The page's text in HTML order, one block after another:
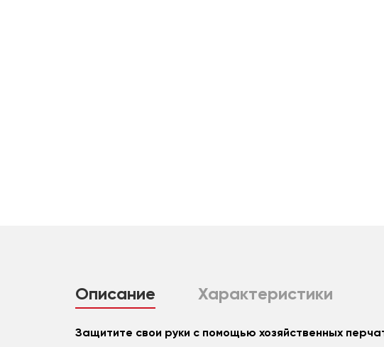
Описание Характеристики
Защитите свои руки с помощью хозяйственных